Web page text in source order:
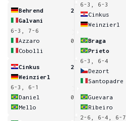
Behrend
2
Galvani
6-3, 7-6
Azzaro
0
Cobolli
Cinkus
2
Weinzierl
6-3, 6-1
Daniel
0
Mello
6-3, 6-3
Cinkus
Weinzierl
Braga
Prieto
6-3, 6-4
Dezort
Santopadre
Guevara
Ribeiro
2-6, 6-4, 6-7